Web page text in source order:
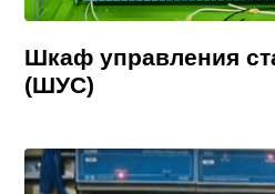
Шкаф управления
(ШУС)